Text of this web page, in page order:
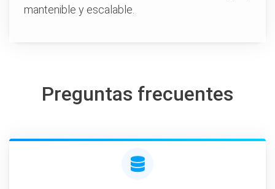
mantenible y escalable.
Preguntas frecuentes